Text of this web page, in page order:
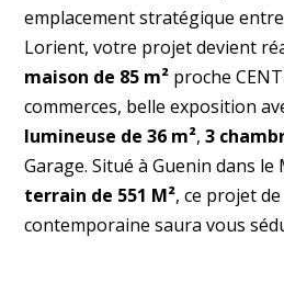
emplacement stratégique
Lorient, votre projet devient
maison de 85 m² proche
commerces, belle exposition
lumineuse de 36 m²,3
Garage. Situé à Guenin dans
terrain de 551 M², ce projet
contemporaine saura vous